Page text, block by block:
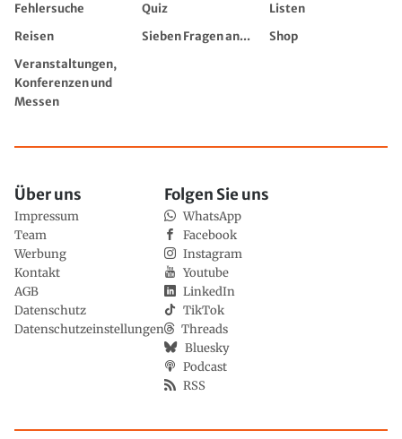
Fehlersuche
Quiz
Listen
Reisen
Sieben Fragen an...
Shop
Veranstaltungen,
Konferenzen und
Messen
Über uns
Impressum
Team
Werbung
Kontakt
AGB
Datenschutz
Datenschutzeinstellungen
Folgen Sie uns
WhatsApp
Facebook
Instagram
Youtube
LinkedIn
TikTok
Threads
Bluesky
Podcast
RSS